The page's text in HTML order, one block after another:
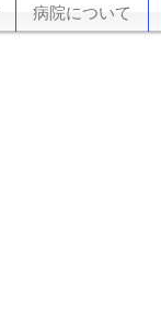
病院について